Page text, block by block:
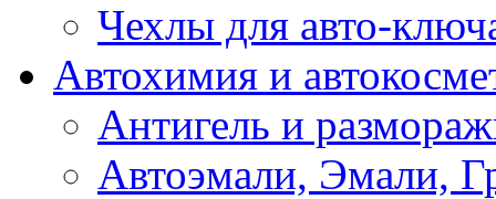
Чехлы для авто-
Автохимия и
Антигель и
Автоэмали, Эмали,